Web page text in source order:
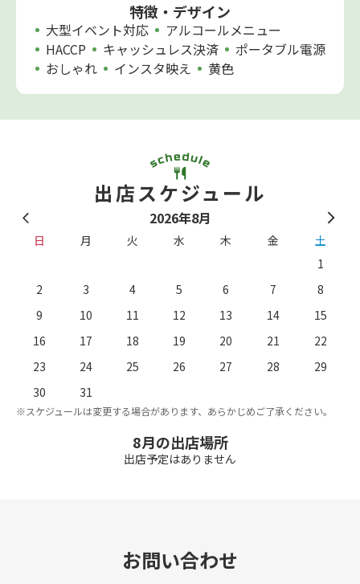
特徴・デザイン
大型イベント対応
アルコールメニュー
HACCP
キャッシュレス決済
ポータブル電源
おしゃれ
インスタ映え 黄色
出店スケジュール
2026年8月
日 月 火 水 木 金
土
1
2
3 4 5 6 7
8
9
10 11 12 13 14
15
16
17 18 19 20 21
22
23
24 25 26 27 28
29
30
31
※スケジュールは変更する場合があります、あらかじめご了承ください。
8月の出店場所
出店予定はありません
お問い合わせ